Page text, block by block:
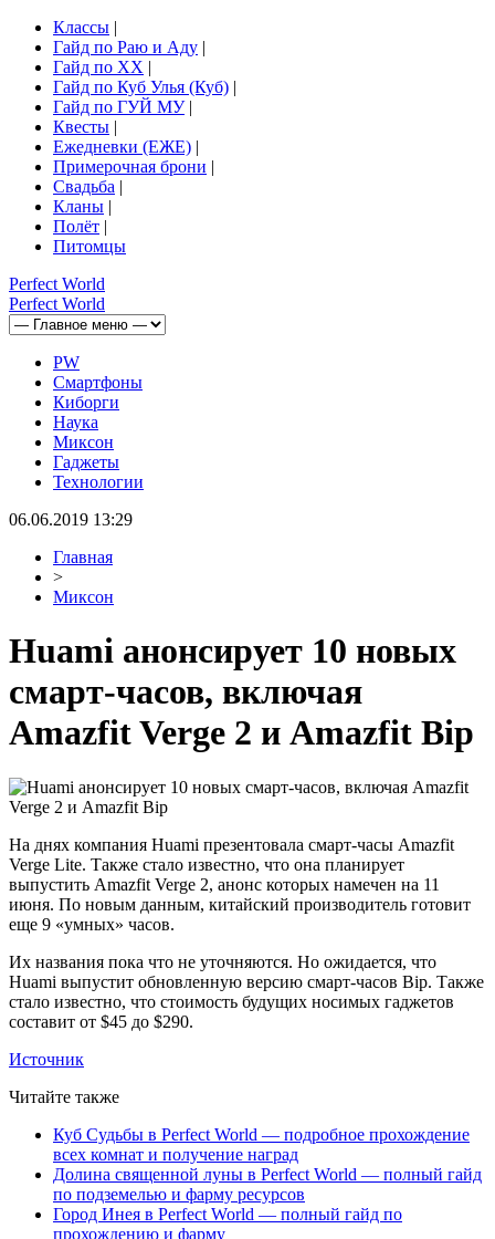
Классы |
Гайд по Раю и Аду |
Гайд по ХХ |
Гайд по Куб Улья (Куб) |
Гайд по ГУЙ МУ|
Квесты |
Ежедневки (ЕЖЕ) |
Примерочная брони |
Свадьба |
Кланы |
Полёт |
Питомцы
Perfect World
Perfect World
PW
Смартфоны
Киборги
Наука
Миксон
Гаджеты
Технологии
06.06.2019 13:29
Главная
>
Миксон
Huami анонсирует 10 новых
смарт-часов, включая
Amazfit Verge 2 и Amazfit Bip
На днях компания Huami презентовала смарт-часы Amazfit
Verge Lite. Также стало известно, что она планирует
выпустить Amazfit Verge 2, анонс которых намечен на 11
июня. По новым данным, китайский производитель готовит
еще 9 «умных» часов.
Их названия пока что не уточняются. Но ожидается, что
Huami выпустит обновленную версию смарт-часов Bip. Также
стало известно, что стоимость будущих носимых гаджетов
составит от $45 до $290.
Источник
Читайте также
Куб Судьбы в Perfect World — подробное прохождение
всех комнат и получение наград
Долина священной луны в Perfect World — полный гайд
по подземелью и фарму ресурсов
Город Инея в Perfect World — полный гайд по
прохождению и фарму